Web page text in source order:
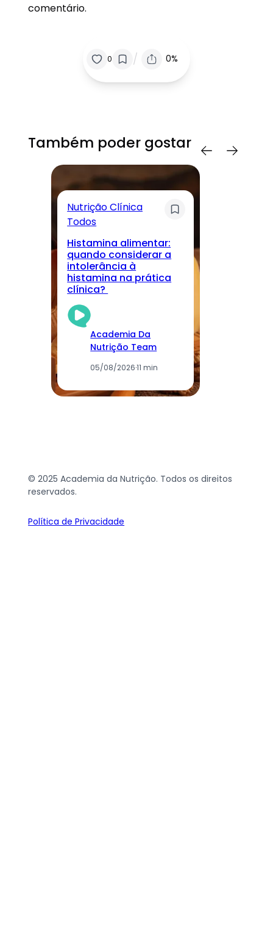
comentário.
0 / 0%
Também poder gostar
Nutrição Clínica
Todos
Histamina alimentar:
quando considerar a
intolerância à
histamina na prática
clínica?
Academia Da
Nutrição Team
05/08/2026·11 min
© 2025 Academia da Nutrição. Todos os direitos
reservados.
Política de Privacidade